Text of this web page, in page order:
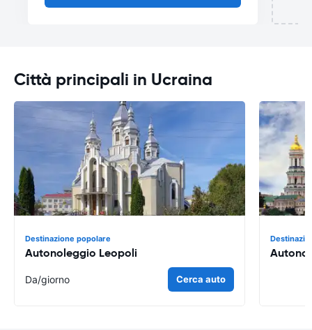
Città principali in Ucraina
Destinazione popolare
Autonoleggio Leopoli
Da/giorno Cerca auto